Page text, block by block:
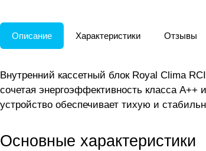
Описание Характеристики Отзывы
Внутренний кассетный блок Royal Clima
сочетая энергоэффективность класса А++
устройство обеспечивает тихую и
Основные характеристики